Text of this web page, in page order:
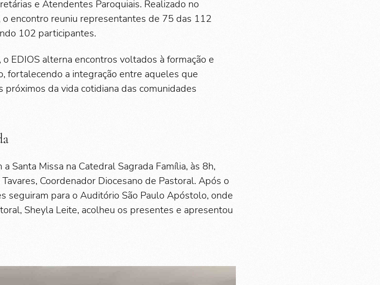
e Atendentes Paroquiais. Realizado no
encontro reuniu representantes de 75 das 112
102 participantes.
EDIOS alterna encontros voltados à formação e
fortalecendo a integração entre aqueles que
próximos da vida cotidiana das comunidades
Santa Missa na Catedral Sagrada Família, às 8h,
Coordenador Diocesano de Pastoral. Após o
seguiram para o Auditório São Paulo Apóstolo, onde
Sheyla Leite, acolheu os presentes e apresentou